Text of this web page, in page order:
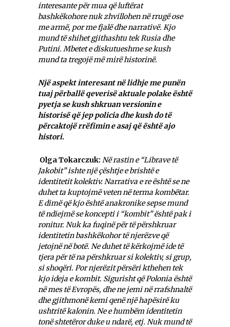
interesante për mua që luftërat
bashkëkohore nuk zhvillohen në rrugë ose
me armë, por me fjalë dhe narrativë. Kjo
mund të shihet gjithashtu tek Rusia dhe
Putini. Mbetet e diskutueshme se kush
mund ta tregojë më mirë historinë.
Një aspekt interesant në lidhje me punën
tuaj përballë qeverisë aktuale polake është
pyetja se kush shkruan versionin e
historisë që jep policia dhe kush do të
përcaktojë rrëfimin e asaj që është ajo
histori.
Olga Tokarczuk: Në rastin e “Librave të
Jakobit” ishte një çështje e brishtë e
identitetit kolektiv.Narrativa e re është se ne
duhet ta kuptojmë veten në terma kombëtar.
E dimë që kjo është anakronike sepse mund
të ndiejmë se koncepti i “kombit” është pak i
ronitur. Nuk ka fuqinë për të përshkruar
identitetin bashkëkohor të njerëzve që
jetojnë në botë. Ne duhet të kërkojmë ide të
tjera për të na përshkruar si kolektiv, si grup,
si shoqëri. Por njerëzit përsëri kthehen tek
kjo ideja e kombit. Sigurisht që Polonia është
në mes të Evropës, dhe ne jemi në rrafshnaltë
dhe gjithmonë kemi qenë një hapësirë ku
ushtritë kalonin. Ne e humbëm identitetin
tonë shtetëror duke u ndarë, etj. Nuk mund të